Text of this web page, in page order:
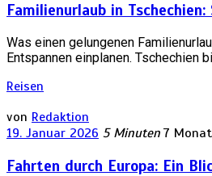
Familienurlaub in
Was einen gelungenen
Entspannen einplanen. Tschechien
Reisen
von Redaktion
19. Januar 2026 5 Minuten 7
Fahrten durch Europa: Ein